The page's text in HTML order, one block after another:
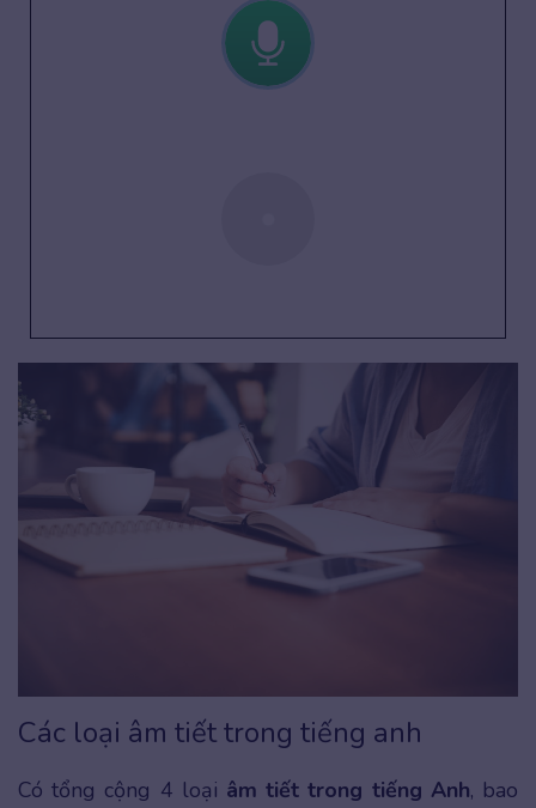
Các loại âm tiết trong tiếng anh
Có tổng cộng 4 loại âm tiết trong tiếng Anh, bao